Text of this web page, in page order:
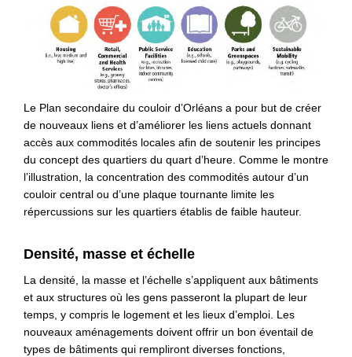
Le Plan secondaire du couloir d’Orléans a pour but de créer
de nouveaux liens et d’améliorer les liens actuels donnant
accès aux commodités locales afin de soutenir les principes
du concept des quartiers du quart d’heure. Comme le montre
l’illustration, la concentration des commodités autour d’un
couloir central ou d’une plaque tournante limite les
répercussions sur les quartiers établis de faible hauteur.
Densité, masse et échelle
La densité, la masse et l’échelle s’appliquent aux bâtiments
et aux structures où les gens passeront la plupart de leur
temps, y compris le logement et les lieux d’emploi. Les
nouveaux aménagements doivent offrir un bon éventail de
types de bâtiments qui rempliront diverses fonctions,